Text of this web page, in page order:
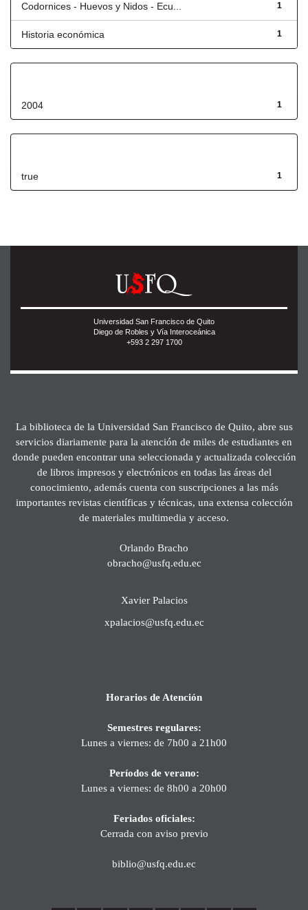
1
Codornices - Huevos y Nidos - Ecu...
1
Historia económica
1
2004
1
true
Universidad San Francisco de Quito
Diego de Robles y Vía Interoceánica
+593 2 297 1700
La biblioteca de la Universidad San Francisco de Quito, abre sus
servicios diariamente para la atención de miles de estudiantes en
donde pueden encontrar una seleccionada y actualizada colección
de libros impresos y electrónicos en todas las áreas del
conocimiento, además cuenta con suscripciones a las más
importantes revistas científicas y técnicas, una extensa colección
de materiales multimedia y acceso.
Orlando Bracho
obracho@usfq.edu.ec
Xavier Palacios
xpalacios@usfq.edu.ec
Horarios de Atención
Semestres regulares:
Lunes a viernes: de 7h00 a 21h00
Períodos de verano:
Lunes a viernes: de 8h00 a 20h00
Feriados oficiales:
Cerrada con aviso previo
biblio@usfq.edu.ec